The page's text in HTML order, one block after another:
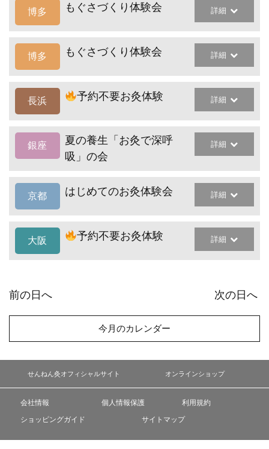
博多 もぐさづくり体験会 詳細
博多 もぐさづくり体験会 詳細
長浜 予約不要お灸体験 詳細
銀座
夏の養生「お灸で深呼
吸」の会
詳細
京都 はじめてのお灸体験会 詳細
大阪 予約不要お灸体験 詳細
前の日へ 次の日へ
今月のカレンダー
せんねん灸オフィシャルサイト オンラインショップ
会社情報 個人情報保護
利用規約
ショッピングガイド
サイトマップ